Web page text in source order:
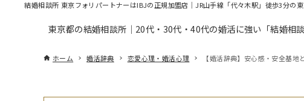
結婚相談所 東京フォリパートナーはIBJの正規加盟店｜JR山手線「代々木駅」徒歩3分の
東京都の結婚相談所｜20代・30代・40代の婚活に強い「結婚相
ホーム 婚活辞典 恋愛心理・婚活心理 【婚活辞典】安心感・安全基